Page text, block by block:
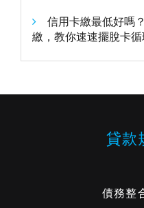
信用卡繳最低好嗎
繳，教你速速擺脫卡循
貸款
債務整